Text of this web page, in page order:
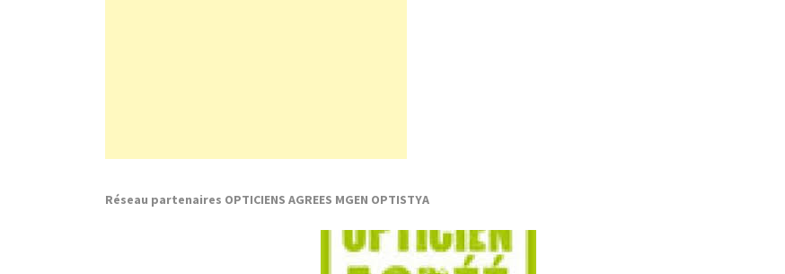
Réseau partenaires OPTICIENS AGREES MGEN OPTISTYA